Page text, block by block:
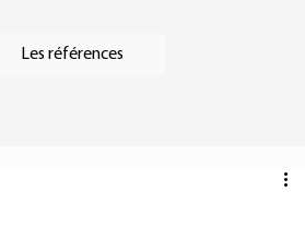
Les références